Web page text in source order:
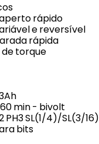
rápido
e reversível
rápida
de torque
min - bivolt
PH3 SL(1/4)/SL(3/16)
bits